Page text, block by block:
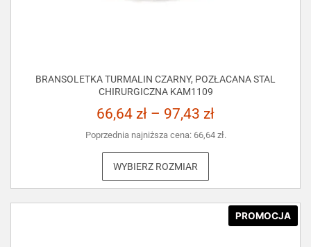
BRANSOLETKA TURMALIN CZARNY, POZŁACANA STAL
CHIRURGICZNA KAM1109
66,64 zł – 97,43 zł
Poprzednia najniższa cena: 66,64 zł.
WYBIERZ ROZMIAR
PROMOCJA